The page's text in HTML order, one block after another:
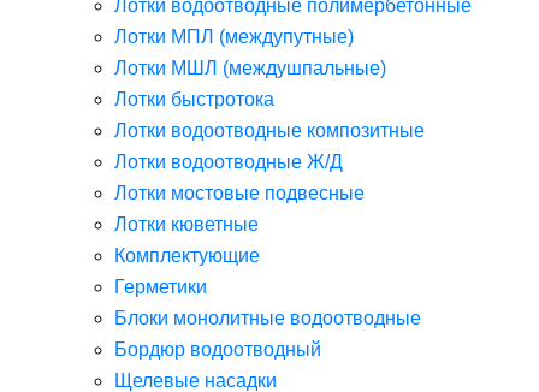
Лотки водоотводные полимербетонные
Лотки МПЛ (междупутные)
Лотки МШЛ (междушпальные)
Лотки быстротока
Лотки водоотводные композитные
Лотки водоотводные Ж/Д
Лотки мостовые подвесные
Лотки кюветные
Комплектующие
Герметики
Блоки монолитные водоотводные
Бордюр водоотводный
Щелевые насадки